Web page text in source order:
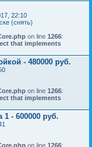
22:10
(снять)
on line 1266:
that implements
- 480000 руб.
on line 1266:
that implements
- 600000 руб.
on line 1266: